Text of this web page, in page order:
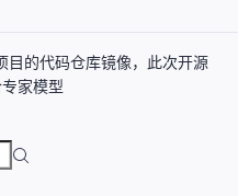
目的代码仓库镜像，此次开源
家模型